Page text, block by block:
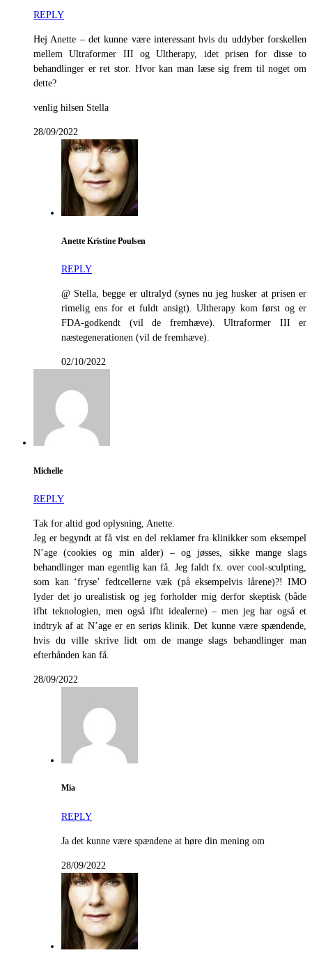
REPLY
Hej Anette – det kunne være interessant hvis du uddyber forskellen
mellem Ultraformer III og Ultherapy, idet prisen for disse to
behandlinger er ret stor. Hvor kan man læse sig frem til noget om
dette?
venlig hilsen Stella
28/09/2022
Anette Kristine Poulsen
REPLY
@ Stella, begge er ultralyd (synes nu jeg husker at prisen er
rimelig ens for et fuldt ansigt). Ultherapy kom først og er
FDA-godkendt (vil de fremhæve). Ultraformer III er
næstegenerationen (vil de fremhæve).
02/10/2022
Michelle
REPLY
Tak for altid god oplysning, Anette.
Jeg er begyndt at få vist en del reklamer fra klinikker som eksempel
N’age (cookies og min alder) – og jøsses, sikke mange slags
behandlinger man egentlig kan få. Jeg faldt fx. over cool-sculpting,
som kan ‘fryse’ fedtcellerne væk (på eksempelvis lårene)?! IMO
lyder det jo urealistisk og jeg forholder mig derfor skeptisk (både
ifht teknologien, men også ifht idealerne) – men jeg har også et
indtryk af at N’age er en seriøs klinik. Det kunne være spændende,
hvis du ville skrive lidt om de mange slags behandlinger man
efterhånden kan få.
28/09/2022
Mia
REPLY
Ja det kunne være spændene at høre din mening om
28/09/2022